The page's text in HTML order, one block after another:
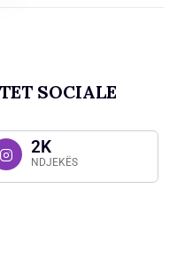
SOCIALE
2K
NDJEKËS